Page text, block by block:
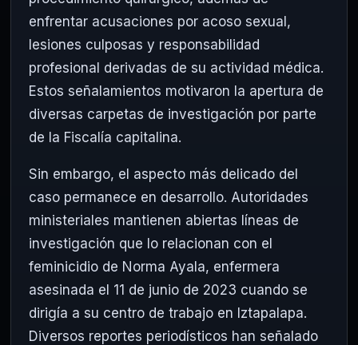
enfrentar acusaciones por acoso sexual,
lesiones culposas y responsabilidad
profesional derivadas de su actividad médica.
Estos señalamientos motivaron la apertura de
diversas carpetas de investigación por parte
de la Fiscalía capitalina.
Sin embargo, el aspecto más delicado del
caso permanece en desarrollo. Autoridades
ministeriales mantienen abiertas líneas de
investigación que lo relacionan con el
feminicidio de Norma Ayala, enfermera
asesinada el 11 de junio de 2023 cuando se
dirigía a su centro de trabajo en Iztapalapa.
Diversos reportes periodísticos han señalado